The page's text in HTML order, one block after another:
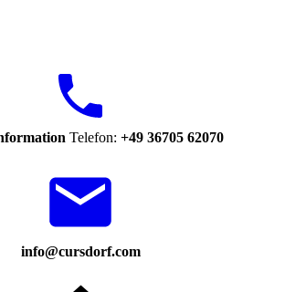
Telefon: +49 36705 62070
info@cursdorf.com